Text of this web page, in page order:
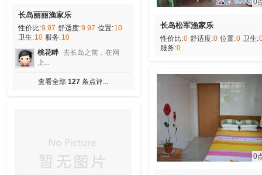
长岛丽丽渔家乐
性价比:9.97 舒适度:9.97 位置:10
卫生:10 服务:10
桃花畔 去长岛之前，在网
上...
查看全部 127 条点评...
0
长岛松军渔家乐
性价比:0 舒适度:0 位置:0 卫生:
服务:0
0